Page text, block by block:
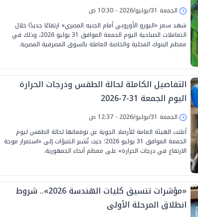
الجمعة 31/يوليو/2026 - 10:30 ص
شهد سعر «اليورو الأوروبي أمام الجنيه المصري» ارتفاعًا جديدًا خلال
التعاملات الصباحية اليوم الجمعة الموافق 31 يوليو 2026، وذلك في
معظم البنوك المحلية والخاصة العاملة بالسوق المصرفية المصرية.
التفاصيل الكاملة لحالة الطقس ودرجات الحرارة
اليوم الجمعة 31-7-2026
الجمعة 31/يوليو/2026 - 12:37 ص
أعلنت الهيئة العامة للأرصاد الجوية عن توقعاتها لحالة الطقس ليوم
الجمعة الموافق 31 يوليو 2026؛ حيث تُشير التنبؤات إلى «استمرار موجة
الارتفاع في درجات الحرارة» على معظم أنحاء الجمهورية.
«مؤشرات تنسيق كليات الهندسة 2026».. شروط
انطلاق المرحلة الأولى